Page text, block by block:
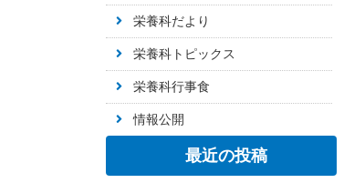
栄養科だより
栄養科トピックス
栄養科行事食
情報公開
最近の投稿